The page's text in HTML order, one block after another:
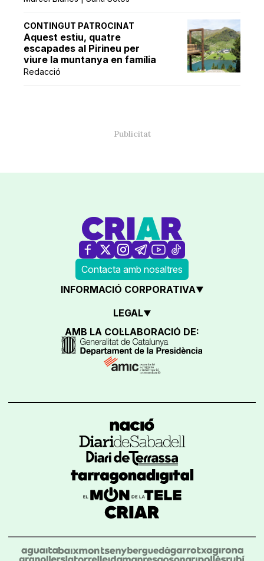
CONTINGUT PATROCINAT
Aquest estiu, quatre
escapades al Pirineu per
viure la muntanya en família
Redacció
Contacta amb nosaltres
INFORMACIÓ CORPORATIVA
LEGAL
AMB LA COL·LABORACIÓ DE: